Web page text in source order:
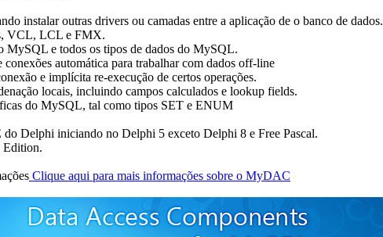
instalar outras drivers ou camadas entre a aplicação de o banco de dados.
VCL, LCL e FMX.
MySQL e todos os tipos de dados do MySQL.
automática para trabalhar com dados off-line
e implícita re-execução de certos operações.
locais, incluindo campos calculados e lookup fields.
do MySQL, tal como tipos SET e ENUM
Delphi iniciando no Delphi 5 exceto Delphi 8 e Free Pascal.
Edition.
Clique aqui para mais informações sobre o MyDAC